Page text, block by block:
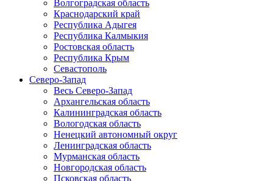
Волгоградская область
Краснодарский край
Республика Адыгея
Республика Калмыкия
Ростовская область
Республика Крым
Севастополь
Северо-Запад
Весь Северо-Запад
Архангельская область
Калининградская область
Вологодская область
Ненецкий автономный округ
Ленинградская область
Мурманская область
Новгородская область
Псковская область